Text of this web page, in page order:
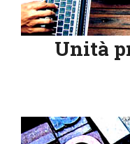
Unità